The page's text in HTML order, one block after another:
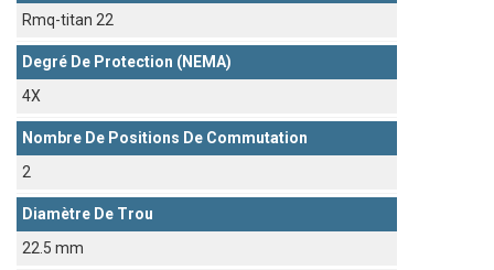
Rmq-titan 22
Degré De Protection (NEMA)
4X
Nombre De Positions De Commutation
2
Diamètre De Trou
22.5 mm